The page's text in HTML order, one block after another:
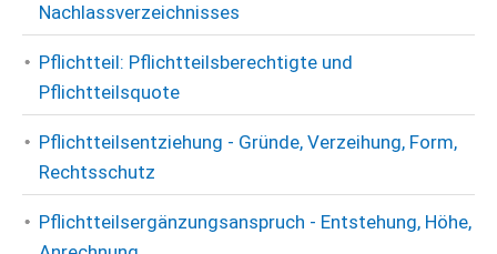
Nachlassverzeichnisses
Pflichtteil: Pflichtteilsberechtigte und
Pflichtteilsquote
Pflichtteilsentziehung - Gründe, Verzeihung, Form,
Rechtsschutz
Pflichtteilsergänzungsanspruch - Entstehung, Höhe,